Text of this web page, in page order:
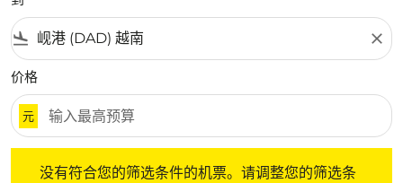
flight_land close
价格
元
没有符合您的筛选条件的机票。请调整您的筛选条